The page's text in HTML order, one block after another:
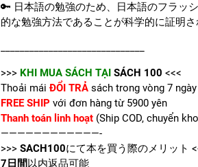
🔑 日本語の勉強のため、日本語のフラッ
的な勉強方法であることが科学的に証明
>>> KHI MUA SÁCH TẠI SÁCH 100 <<<
Thoải máiĐỔI TRẢ sách trong vòng 7 ngày
FREE SHIP với đơn hàng từ 5900 yên
Thanh toán linh hoạt (Ship COD, chuyển
————————————-
>>> SACH100にて本を買う際のメリット
7日間以内返品可能